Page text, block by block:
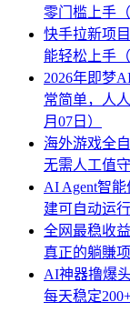
零门槛上手（
快手拉新项
能轻松上手
2026年即梦
常简单，人
月07日）
海外游戏全
无需人工值
AI Agent智
建可自动运
全网最稳收
真正的躺賺
AI神器撸爆
每天稳定